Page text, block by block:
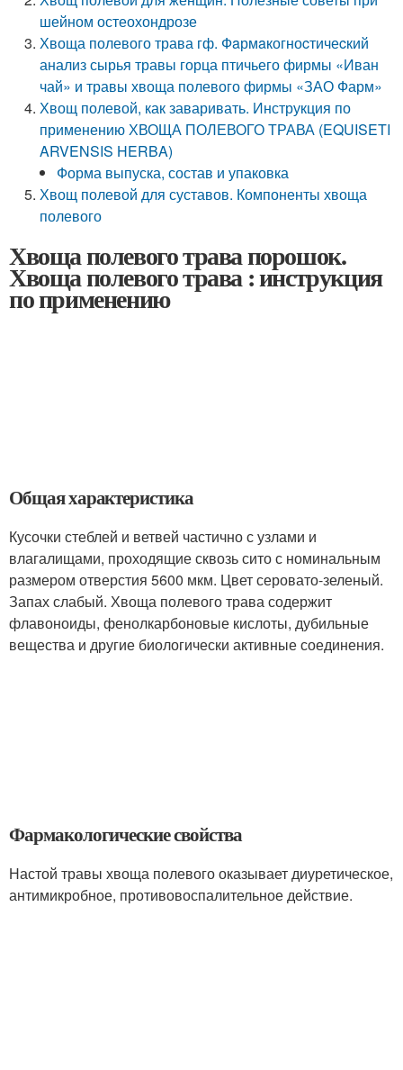
шейном остеохондрозе
Хвоща полевого трава гф. Фaрмaкогноcтичеcкий
анализ сырья травы горца птичьего фирмы «Иван
чай» и травы хвоща полевого фирмы «ЗАО Фарм»
Хвощ полевой, как заваривать. Инструкция по
применению ХВОЩА ПОЛЕВОГО ТРАВА (EQUISETI
ARVENSIS HERBA)
Форма выпуска, состав и упаковка
Хвощ полевой для суставов. Компоненты хвоща
полевого
Хвоща полевого трава порошок.
Хвоща полевого трава : инструкция
по применению
Общая характеристика
Кусочки стеблей и ветвей частично с узлами и
влагалищами, проходящие сквозь сито с номинальным
размером отверстия 5600 мкм. Цвет серовато-зеленый.
Запах слабый. Хвоща полевого трава содержит
флавоноиды, фенолкарбоновые кислоты, дубильные
вещества и другие биологически активные соединения.
Фармакологические свойства
Настой травы хвоща полевого оказывает диуретическое,
антимикробное, противовоспалительное действие.